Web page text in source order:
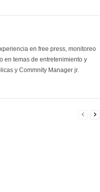
en free press, monitoreo
en temas de entretenimiento y
y Commnity Manager jr.